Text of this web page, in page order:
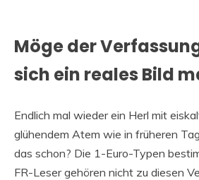
Möge der
sich ein reales Bild
Endlich mal wieder ein Herl mit
glühendem Atem wie in früheren
das schon? Die 1-Euro-Typen
FR-Leser gehören nicht zu diesen